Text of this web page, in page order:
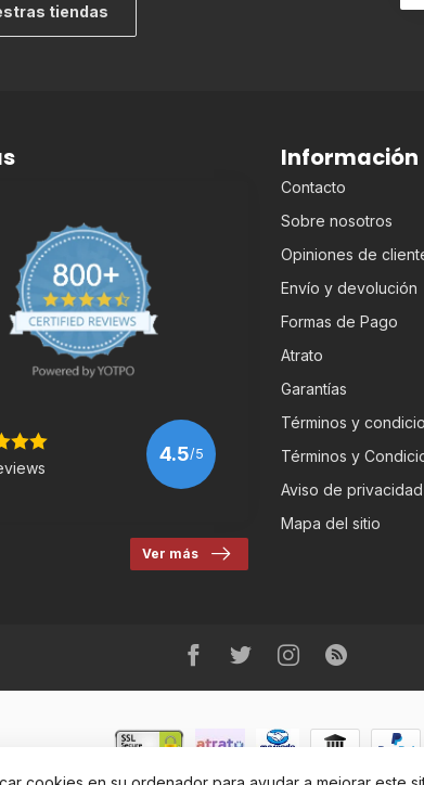
tiendas
4.5/5
Ver más
Información
Contacto
Sobre nosotros
Opiniones de
Envío y devolución
Formas de Pago
Atrato
Garantías
Términos y
Términos y
Aviso de privacidad
Mapa del sitio